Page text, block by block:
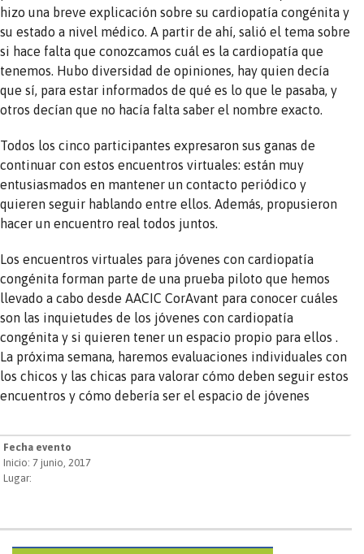
hizo una breve explicación sobre su cardiopatía congénita y
su estado a nivel médico. A partir de ahí, salió el tema sobre
si hace falta que conozcamos cuál es la cardiopatía que
tenemos. Hubo diversidad de opiniones, hay quien decía
que sí, para estar informados de qué es lo que le pasaba, y
otros decían que no hacía falta saber el nombre exacto.
Todos los cinco participantes expresaron sus ganas de
continuar con estos encuentros virtuales: están muy
entusiasmados en mantener un contacto periódico y
quieren seguir hablando entre ellos. Además, propusieron
hacer un encuentro real todos juntos.
Los encuentros virtuales para jóvenes con cardiopatía
congénita forman parte de una prueba piloto que hemos
llevado a cabo desde AACIC CorAvant para conocer cuáles
son las inquietudes de los jóvenes con cardiopatía
congénita y si quieren tener un espacio propio para ellos .
La próxima semana, haremos evaluaciones individuales con
los chicos y las chicas para valorar cómo deben seguir estos
encuentros y cómo debería ser el espacio de jóvenes
Fecha evento
Inicio: 7 junio, 2017
Lugar: